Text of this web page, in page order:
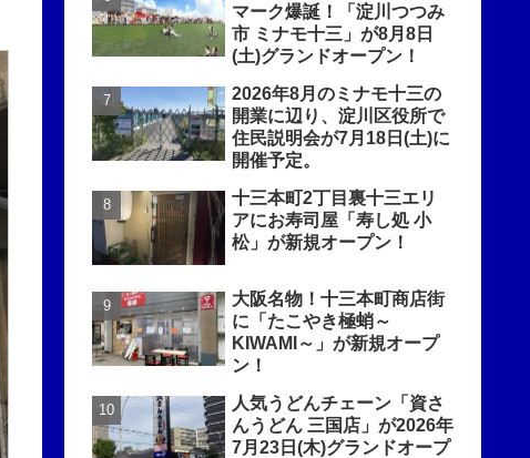
マーク爆誕！「淀川つつみ
市 ミナモ十三」が8月8日
(土)グランドオープン！
2026年8月のミナモ十三の
開業に辺り、淀川区役所で
住民説明会が7月18日(土)に
開催予定。
十三本町2丁目裏十三エリ
アにお寿司屋「寿し処 小
松」が新規オープン！
大阪名物！十三本町商店街
に「たこやき極蛸～
KIWAMI～」が新規オープ
ン！
人気うどんチェーン「資さ
んうどん 三国店」が2026年
7月23日(木)グランドオープ